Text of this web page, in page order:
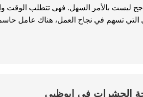
ليست بالأمر السهل. فهي تتطلب الوقت
التي تسهم في نجاح العمل، هناك عامل
الحشرات في ابوظبي